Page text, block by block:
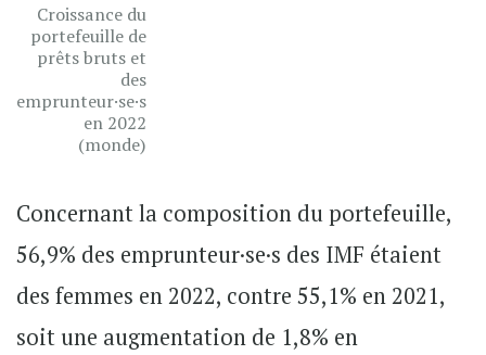
Croissance du
portefeuille de
prêts bruts et
des
emprunteur·se·s
en 2022
(monde)
Concernant la composition du portefeuille,
56,9% des emprunteur·se·s des IMF étaient
des femmes en 2022, contre 55,1% en 2021,
soit une augmentation de 1,8% en